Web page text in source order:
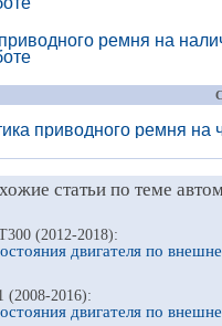
ремня на
приводного ремня на
статьи по теме
(2012-2018):
двигателя по
(2008-2016):
двигателя по